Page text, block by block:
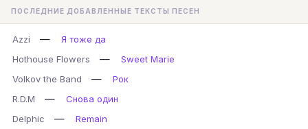
ПОСЛЕДНИЕ ДОБАВЛЕННЫЕ ТЕКСТЫ ПЕСЕН
Azzi —
Я тоже да
Hothouse Flowers
—
Sweet Marie
Volkov the Band
—
Рок
R.D.M
—
Снова один
Delphic
— Remain